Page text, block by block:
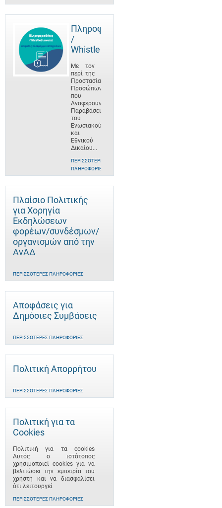
Πληροφοριοδότες
/
Whistleblowers
Με τον
περί της
Προστασίας
Προσώπων
που
Αναφέρουν
Παραβάσεις
του
Ενωσιακού
και
Εθνικού
Δικαίου...
ΠΕΡΙΣΣΌΤΕΡΕΣ
ΠΛΗΡΟΦΟΡΊΕΣ
Πλαίσιο Πολιτικής
για Χορηγία
Εκδηλώσεων
φορέων/συνδέσμων/
οργανισμών από την
ΑνΑΔ
ΠΕΡΙΣΣΌΤΕΡΕΣ ΠΛΗΡΟΦΟΡΊΕΣ
Αποφάσεις για
Δημόσιες Συμβάσεις
ΠΕΡΙΣΣΌΤΕΡΕΣ ΠΛΗΡΟΦΟΡΊΕΣ
Πολιτική Απορρήτου
ΠΕΡΙΣΣΌΤΕΡΕΣ ΠΛΗΡΟΦΟΡΊΕΣ
Πολιτική για τα
Cookies
Πολιτική για τα cookies
Αυτός ο ιστότοπος
χρησιμοποιεί cookies για να
βελτιώσει την εμπειρία του
χρήστη και να διασφαλίσει
ότι λειτουργεί
ΠΕΡΙΣΣΌΤΕΡΕΣ ΠΛΗΡΟΦΟΡΊΕΣ